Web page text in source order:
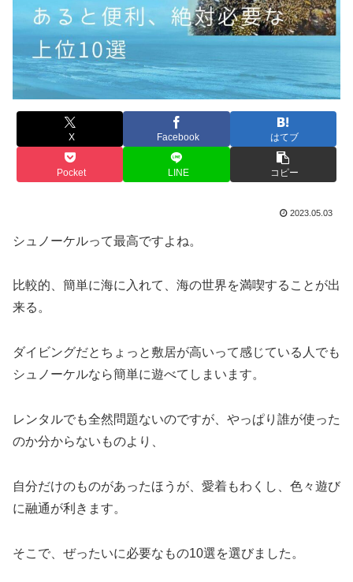
X Facebook はてブ
Pocket LINE コピー
2023.05.03
シュノーケルって最高ですよね。
比較的、簡単に海に入れて、海の世界を満喫することが出
来る。
ダイビングだとちょっと敷居が高いって感じている人でも
シュノーケルなら簡単に遊べてしまいます。
レンタルでも全然問題ないのですが、やっぱり誰が使った
のか分からないものより、
自分だけのものがあったほうが、愛着もわくし、色々遊び
に融通が利きます。
そこで、ぜったいに必要なもの10選を選びました。